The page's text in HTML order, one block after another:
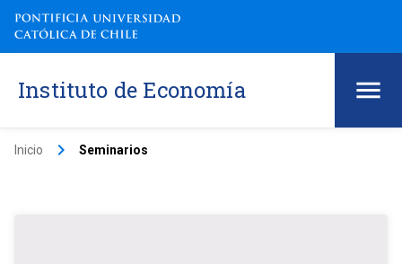
Instituto de Economía
Inicio keyboard_arrow_right Seminarios